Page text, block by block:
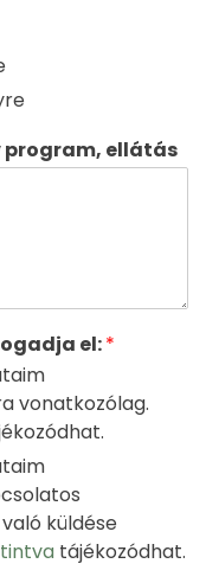
ellátás
el:*
vonatkozólag.
küldése
tájékozódhat.